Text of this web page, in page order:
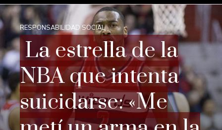
RESPONSABILIDAD SOCIAL
La estrella de la
NBA que intenta
suicidarse: «Me